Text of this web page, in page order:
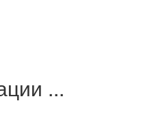
...